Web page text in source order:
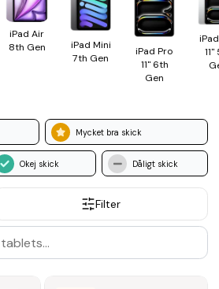
iPad Air
8th Gen
iPad Mini
7th Gen
iPad Pro
11" 6th
Gen
Mycket bra skick
Okej skick Dåligt skick
Filter